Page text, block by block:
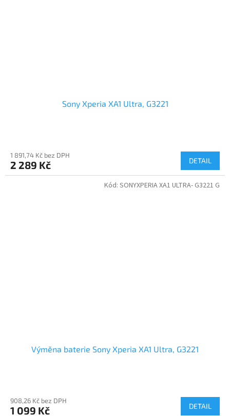
Sony Xperia XA1 Ultra, G3221
1 891,74 Kč bez DPH
2 289 Kč DETAIL
Výměna baterie Sony Xperia XA1 Ultra, G3221
908,26 Kč bez DPH
1 099 Kč DETAIL
Kód: SONYXPERIA XA1 ULTRA- G3221 G